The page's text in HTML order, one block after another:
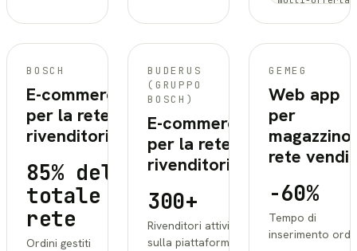
BOSCHBOSCH
E-commerce
per la rete
rivenditori
85% del
totale
rete
Ordini gestiti
BUDERUS
(GRUPPO
BOSCH)
E-commerce
per la rete
rivenditori
300+
Rivenditori attivi
sulla piattaforma
GEMEG
Web app
per
magazzino
rete
-60%
Tempo di
inserimento